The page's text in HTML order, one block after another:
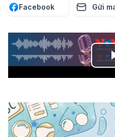
Facebook Gửi